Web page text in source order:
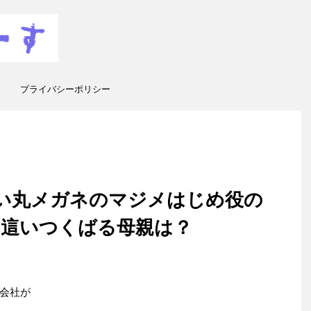
プライバシーポリシー
丸メガネのマジメはじめ役の
いつくばる母親は？
社が